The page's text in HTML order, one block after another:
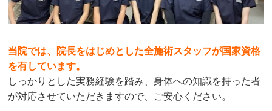
当院では、院長をはじめとした全施術スタッフが国家資格
を有しています。
しっかりとした実務経験を踏み、身体への知識を持った者
が対応させていただきますので、ご安心ください。